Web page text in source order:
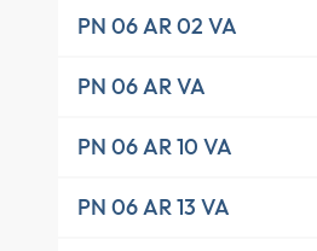
PN 06 AR 02 VA
PN 06 AR VA
PN 06 AR 10 VA
PN 06 AR 13 VA